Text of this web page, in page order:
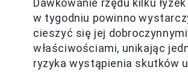
Dawkowanie rzędu kilku
w tygodniu powinno
cieszyć się jej dobroczynnymi
właściwościami, unikając
ryzyka wystąpienia skutków